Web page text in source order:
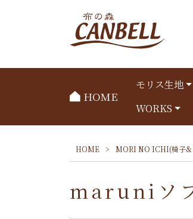
HOME
モリス生地
WORKS
HOME > MORI NO ICHI(椅子&
maruniソ